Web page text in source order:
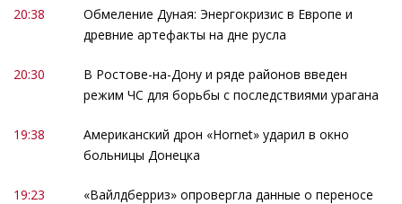
20:38
Обмеление Дуная: Энергокризис в Европе и
древние артефакты на дне русла
20:30
В Ростове-на-Дону и ряде районов введен
режим ЧС для борьбы с последствиями урагана
19:38
Американский дрон «Hornet» ударил в окно
больницы Донецка
19:23
«Вайлдберриз» опровергла данные о переносе